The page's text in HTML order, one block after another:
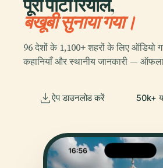
पूरा पोर्टा रियाले,
बखूबी सुनाया गया।
96 देशों के 1,100+ शहरों के लिए ऑडियो
कहानियाँ और स्थानीय जानकारी —
ऐप डाउनलोड करें 50k+